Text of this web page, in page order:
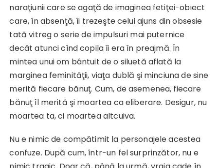
naraţiunii care se agaţă de imaginea fetiţei-obiect
care, în absenţă, îi trezeşte celui ajuns din obsesie
tată vitreg o serie de impulsuri mai puternice
decât atunci cînd copila îi era în preajmă. În
mintea unui om bântuit de o siluetă aflată la
marginea feminităţii, viaţa dublă şi minciuna de sine
merită fiecare bănuţ. Cum, de asemenea, fiecare
bănuţ îl merită şi moartea ca eliberare. Desigur, nu
moartea ta, ci moartea altcuiva.
Nu e nimic de compătimit la personajele acestea
confuze. După cum, într-un fel surprinzător, nu e